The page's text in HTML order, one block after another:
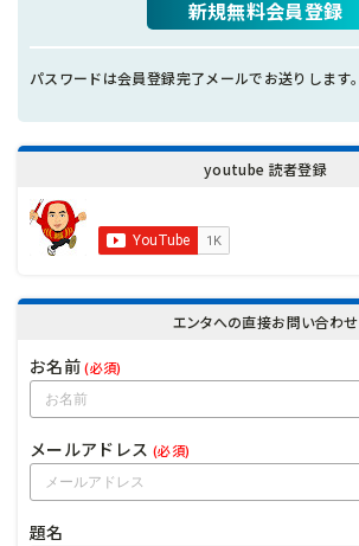
新規無料会員登録
パスワードは会員登録完了メールでお送りします。
youtube 読者登録
エンタへの直接お問い合わせ
お名前(必須)
メールアドレス (必須)
題名